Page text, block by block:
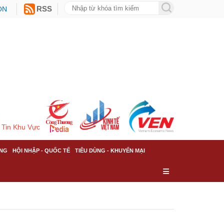
RSS
Tin Khu Vực
HỘI NHẬP - QUỐC TẾ TIÊU DÙNG - KHUYẾN MẠI